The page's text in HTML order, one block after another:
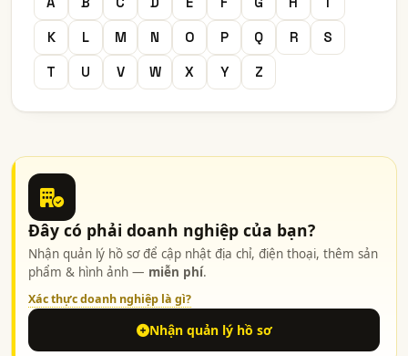
K
L M N O P Q R
S
T
U V W X Y Z
Đây có phải doanh nghiệp của bạn?
Nhận quản lý hồ sơ để cập nhật địa chỉ, điện thoại, thêm sản
phẩm & hình ảnh — miễn phí.
Xác thực doanh nghiệp là gì?
Nhận quản lý hồ sơ